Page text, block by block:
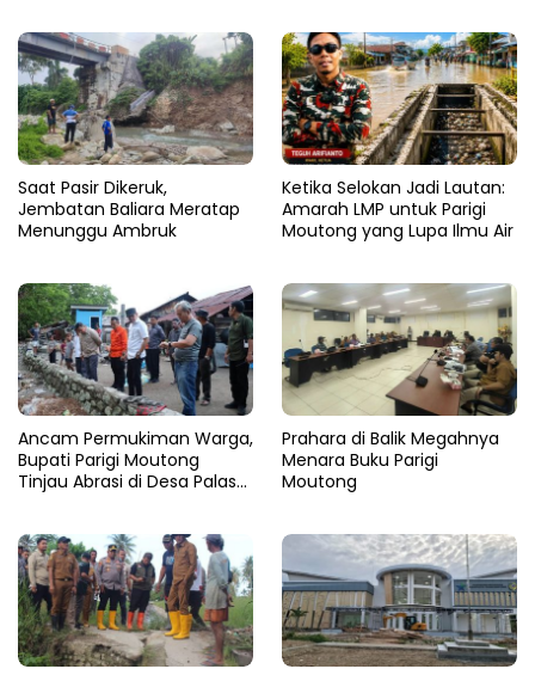
Saat Pasir Dikeruk,
Jembatan Baliara Meratap
Menunggu Ambruk
Ketika Selokan Jadi Lautan:
Amarah LMP untuk Parigi
Moutong yang Lupa Ilmu Air
Ancam Permukiman Warga,
Bupati Parigi Moutong
Tinjau Abrasi di Desa Palasa
Prahara di Balik Megahnya
Menara Buku Parigi
Moutong